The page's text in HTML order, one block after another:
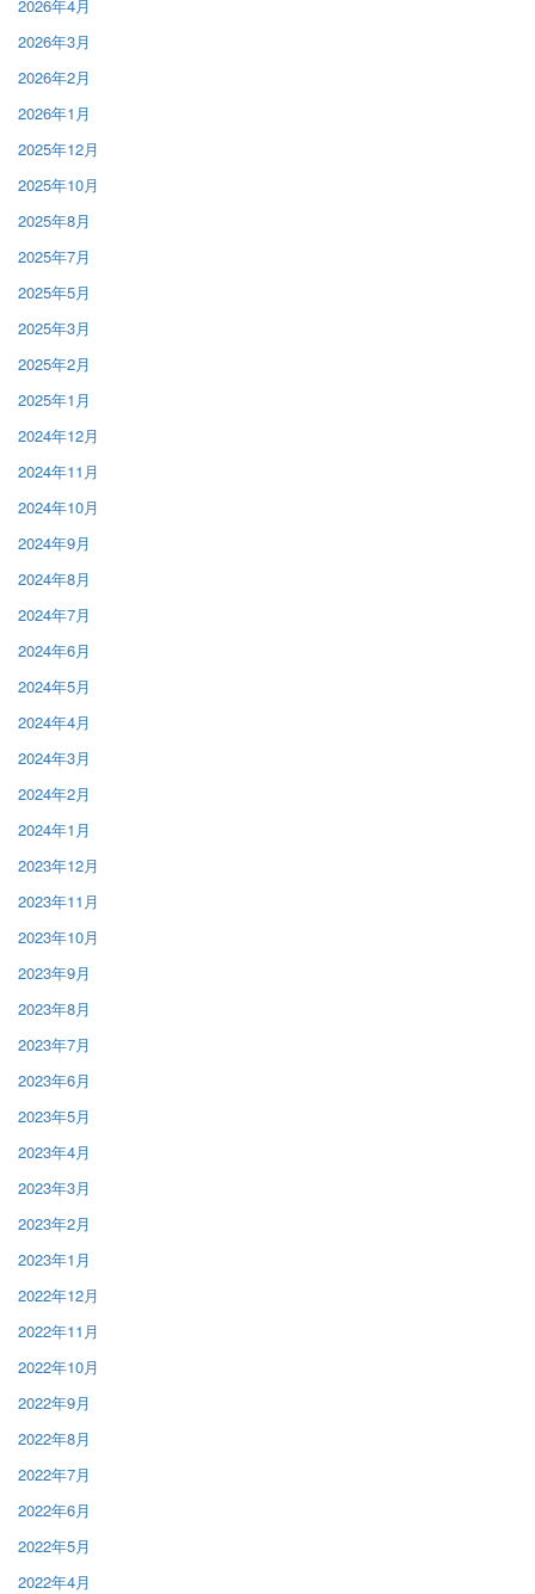
2026年4月
2026年3月
2026年2月
2026年1月
2025年12月
2025年10月
2025年8月
2025年7月
2025年5月
2025年3月
2025年2月
2025年1月
2024年12月
2024年11月
2024年10月
2024年9月
2024年8月
2024年7月
2024年6月
2024年5月
2024年4月
2024年3月
2024年2月
2024年1月
2023年12月
2023年11月
2023年10月
2023年9月
2023年8月
2023年7月
2023年6月
2023年5月
2023年4月
2023年3月
2023年2月
2023年1月
2022年12月
2022年11月
2022年10月
2022年9月
2022年8月
2022年7月
2022年6月
2022年5月
2022年4月